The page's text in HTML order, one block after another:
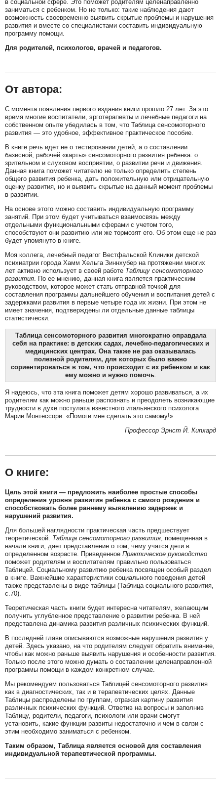
в социальной сфере. Это поможет родителям целенаправленно
заниматься с ребенком. Но не только: такие наблюдения дают
возможность своевременно выявить скрытые проблемы и нарушения
развития и вместе со специалистами составить индивидуальную
программу помощи.
Для родителей, психологов, врачей и педагогов.
От автора:
С момента появления первого издания книги прошло 27 лет. За это
время многие воспитатели, эрготерапевты и лечебные педагоги на
собственном опыте убедилась в том, что Таблица сенсомоторного
развития — это удобное, эффективное практическое пособие.
В книге речь идет не о тестировании детей, а о составлении
базисной, рабочей «карты» сенсомоторного развития ребенка: о
зрительном и слуховом восприятии, о развитии речи и движения.
Данная книга поможет читателю не только определить степень
общего развития ребенка, дать положительную или отрицательную
оценку развития, но и выявить скрытые на данный момент проблемы
в развитии.
На основе этого можно составить индивидуальную программу
занятий. При этом будет учитываться взаимосвязь между
отдельными функциональными сферами с учетом того,
способствуют они развитию или же тормозят его. Об этом еще не раз
будет упомянуто в книге.
Моя коллега, лечебный педагог Вестфальской Клиники детской
психиатрии города Хамм Хельга Зиннхубер на протяжении многих
лет активно использует в своей работе Таблицу сенсомоторного
развития. По ее мнению, данная книга является практическим
руководством, которое может стать отправной точкой для
составления программы дальнейшего обучения и воспитания детей с
задержками развития в первые четыре года их жизни. При этом не
имеет значения, подтверждены ли отдельные данные таблицы
статистически.
Таблица сенсомоторного развития многократно оправдала
себя на практике: в детских садах, лечебно-педагогических и
медицинских центрах. Она также не раз оказывалась
полезной родителям, для которых было важно
сориентироваться в том, что происходит с их ребенком и как
ему можно и нужно помочь.
Я надеюсь, что эта книга поможет детям хорошо развиваться, а их
родителям как можно раньше распознать и преодолеть возникающие
трудности в духе постулата известного итальянского психолога
Марии Монтессори: «Помоги мне сделать это самому!»
Профессор Эрнст Й. Кипхард
О книге:
Цель этой книги — предложить наиболее простые способы
определения уровня развития ребенка с самого рождения и
способствовать более раннему выявлению задержек и
нарушений развития.
Для большей наглядности практическая часть предшествует
теоретической. Таблица сенсомоторного развития , помещенная в
начале книги, дает представление о том, чему учатся дети в
определенном возрасте. Приведенное Практическое руководство
поможет родителям и воспитателям правильно пользоваться
Таблицей. Социальному развитию ребенка посвящен особый раздел
в книге. Важнейшие характеристики социального поведения детей
также представлены в виде таблицы (Таблица социального развития,
с.70).
Теоретическая часть книги будет интересна читателям, желающим
получить углубленное представление о развитии ребенка. В ней
представлена динамика развития различных психических функций.
В последней главе описываются возможные нарушения развития у
детей. Здесь указано, на что родителям следует обратить внимание,
чтобы как можно раньше выявить нарушения и особенности развития.
Только после этого можно думать о составлении целенаправленной
программы помощи в каждом конкретном случае.
Мы рекомендуем пользоваться Таблицей сенсомоторного развития
как в диагностических, так и в терапевтических целях. Данные
Таблицы распределены по группам, отражая картину развития
различных психических функций. Ответив на вопросы и заполнив
Таблицу, родители, педагоги, психологи или врачи смогут
установить, какие функции развиты недостаточно и чем в связи с
этим необходимо заниматься с ребенком.
Таким образом, Таблица является основой для составления
индивидуальной терапевтической программы.